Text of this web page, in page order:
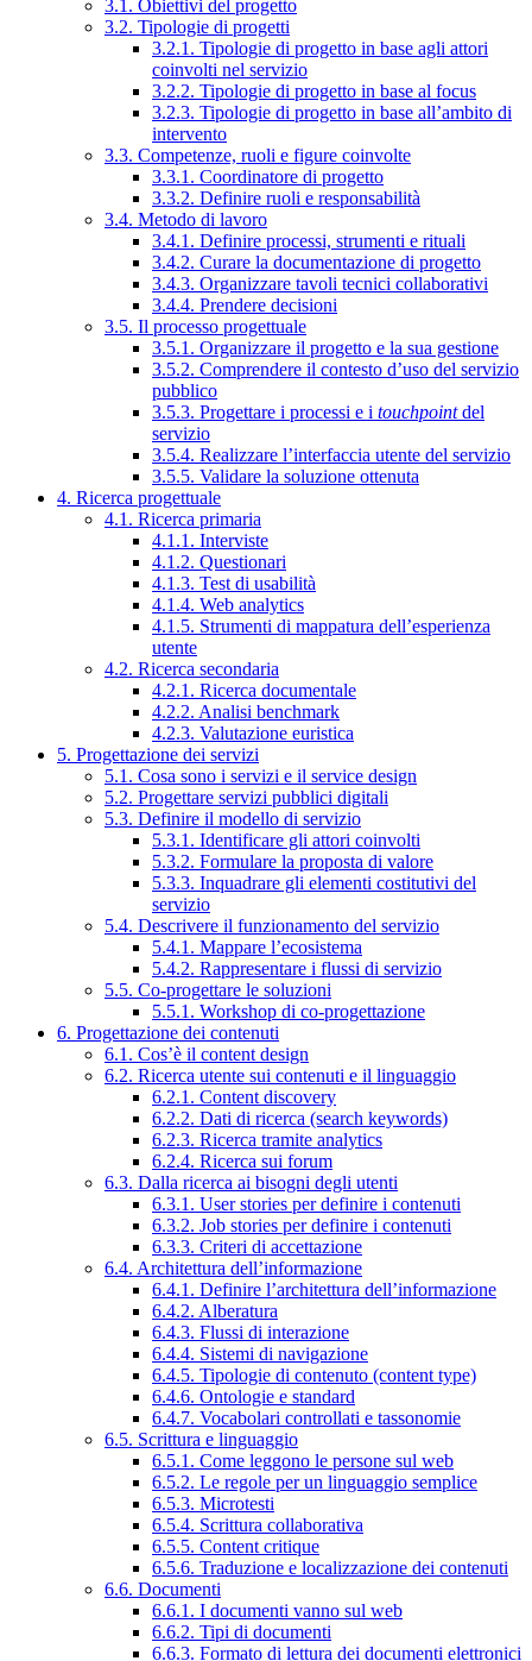
3.1. Obiettivi del progetto
3.2. Tipologie di progetti
3.2.1. Tipologie di progetto in base agli attori
coinvolti nel servizio
3.2.2. Tipologie di progetto in base al focus
3.2.3. Tipologie di progetto in base all’ambito di
intervento
3.3. Competenze, ruoli e figure coinvolte
3.3.1. Coordinatore di progetto
3.3.2. Definire ruoli e responsabilità
3.4. Metodo di lavoro
3.4.1. Definire processi, strumenti e rituali
3.4.2. Curare la documentazione di progetto
3.4.3. Organizzare tavoli tecnici collaborativi
3.4.4. Prendere decisioni
3.5. Il processo progettuale
3.5.1. Organizzare il progetto e la sua gestione
3.5.2. Comprendere il contesto d’uso del servizio
pubblico
3.5.3. Progettare i processi e i touchpointdel
servizio
3.5.4. Realizzare l’interfaccia utente del servizio
3.5.5. Validare la soluzione ottenuta
4. Ricerca progettuale
4.1. Ricerca primaria
4.1.1. Interviste
4.1.2. Questionari
4.1.3. Test di usabilità
4.1.4. Web analytics
4.1.5. Strumenti di mappatura dell’esperienza
utente
4.2. Ricerca secondaria
4.2.1. Ricerca documentale
4.2.2. Analisi benchmark
4.2.3. Valutazione euristica
5. Progettazione dei servizi
5.1. Cosa sono i servizi e il service design
5.2. Progettare servizi pubblici digitali
5.3. Definire il modello di servizio
5.3.1. Identificare gli attori coinvolti
5.3.2. Formulare la proposta di valore
5.3.3. Inquadrare gli elementi costitutivi del
servizio
5.4. Descrivere il funzionamento del servizio
5.4.1. Mappare l’ecosistema
5.4.2. Rappresentare i flussi di servizio
5.5. Co-progettare le soluzioni
5.5.1. Workshop di co-progettazione
6. Progettazione dei contenuti
6.1. Cos’è il content design
6.2. Ricerca utente sui contenuti e il linguaggio
6.2.1. Content discovery
6.2.2. Dati di ricerca (search keywords)
6.2.3. Ricerca tramite analytics
6.2.4. Ricerca sui forum
6.3. Dalla ricerca ai bisogni degli utenti
6.3.1. User stories per definire i contenuti
6.3.2. Job stories per definire i contenuti
6.3.3. Criteri di accettazione
6.4. Architettura dell’informazione
6.4.1. Definire l’architettura dell’informazione
6.4.2. Alberatura
6.4.3. Flussi di interazione
6.4.4. Sistemi di navigazione
6.4.5. Tipologie di contenuto (content type)
6.4.6. Ontologie e standard
6.4.7. Vocabolari controllati e tassonomie
6.5. Scrittura e linguaggio
6.5.1. Come leggono le persone sul web
6.5.2. Le regole per un linguaggio semplice
6.5.3. Microtesti
6.5.4. Scrittura collaborativa
6.5.5. Content critique
6.5.6. Traduzione e localizzazione dei contenuti
6.6. Documenti
6.6.1. I documenti vanno sul web
6.6.2. Tipi di documenti
6.6.3. Formato di lettura dei documenti elettronici